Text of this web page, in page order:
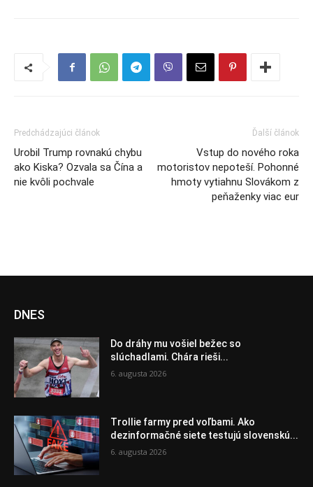
Predchádzajúci článok
Urobil Trump rovnakú chybu
ako Kiska? Ozvala sa Čína a
nie kvôli pochvale
Ďalší článok
Vstup do nového roka
motoristov nepoteší. Pohonné
hmoty vytiahnu Slovákom z
peňaženky viac eur
DNES
Do dráhy mu vošiel bežec so
slúchadlami. Chára rieši...
6. augusta 2026
Trollie farmy pred voľbami. Ako
dezinformačné siete testujú slovenskú...
6. augusta 2026